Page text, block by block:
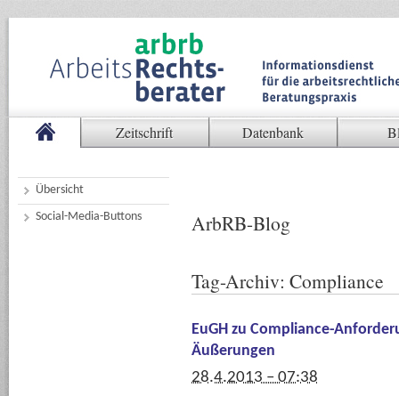
Zeitschrift Datenbank
Übersicht
Social-Media-Buttons
ArbRB-Blog
Tag-Archiv: Compliance
EuGH zu Compliance-
Äußerungen
28.4.2013 – 07:38